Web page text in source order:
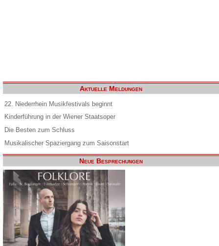
Aktuelle Meldungen
22. Niederrhein Musikfestivals beginnt
Kinderführung in der Wiener Staatsoper
Die Besten zum Schluss
Musikalischer Spaziergang zum Saisonstart
Neue Besprechungen